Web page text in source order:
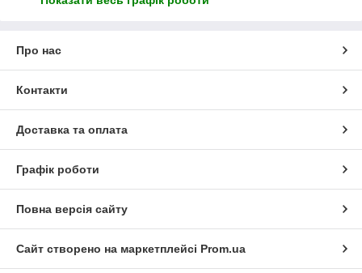
Про нас
Контакти
Доставка та оплата
Графік роботи
Повна версія сайту
Сайт створено на маркетплейсі Prom.ua